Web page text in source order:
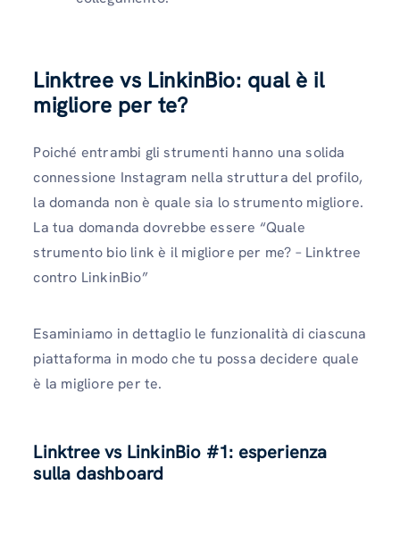
Linktree vs LinkinBio: qual è il
migliore per te?
Poiché entrambi gli strumenti hanno una solida
connessione Instagram nella struttura del profilo,
la domanda non è quale sia lo strumento migliore.
La tua domanda dovrebbe essere “Quale
strumento bio link è il migliore per me? – Linktree
contro LinkinBio”
Esaminiamo in dettaglio le funzionalità di ciascuna
piattaforma in modo che tu possa decidere quale
è la migliore per te.
Linktree vs LinkinBio #1: esperienza
sulla dashboard